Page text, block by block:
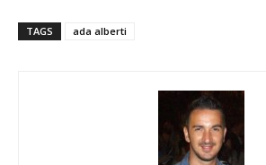
TAGS ada alberti